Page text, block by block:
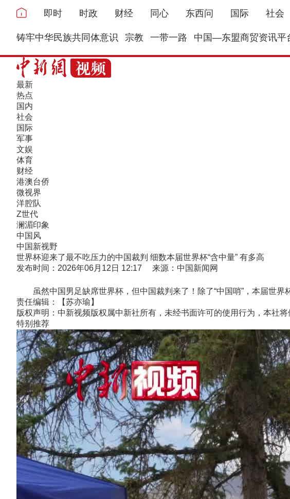
即时 时政 财经 同心 东西问 国际 社会
铸牢中华民族共同体意识 宗教 一带一路 中国—东盟商贸资讯平
最新
热点
国内
社会
国际
军事
文娱
体育
财经
港澳台侨
微视界
洋腔队
Z世代
澜湄印象
中国风
中国新视野
世界杯迎来了最不吃压力的中国裁判 细数本届世界杯“含中量” 有多高
发布时间：2026年06月12日 12:17 来源：中国新闻网
虽然中国男足缺席世界杯，但中国裁判来了！除了“中国哨”，本届世界
责任编辑：【苏亦瑜】
版权声明：中新视频版权属中新社所有，未经书面许可的使用行为，本社将
特别推荐